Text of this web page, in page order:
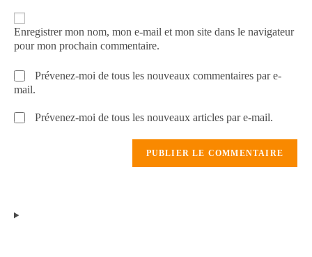
Enregistrer mon nom, mon e-mail et mon site dans le navigateur
pour mon prochain commentaire.
Prévenez-moi de tous les nouveaux commentaires par e-
mail.
Prévenez-moi de tous les nouveaux articles par e-mail.